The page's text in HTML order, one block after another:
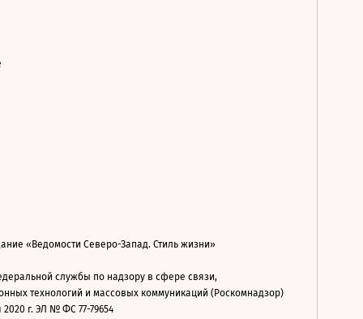
«Ведомости Северо-Запад. Стиль жизни»
службы по надзору в сфере связи,
технологий и массовых коммуникаций (Роскомнадзор)
2020 г. ЭЛ № ФС 77-79654